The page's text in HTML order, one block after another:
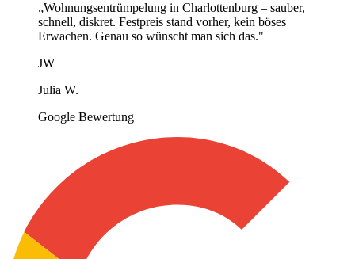
„Wohnungsentrümpelung in Charlottenburg – sauber,
schnell, diskret. Festpreis stand vorher, kein böses
Erwachen. Genau so wünscht man sich das."
JW
Julia W.
Google Bewertung